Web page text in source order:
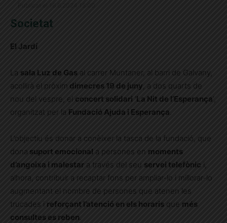
Societat
El Jardí
La sala Luz de Gas al carrer Muntaner, al barri de Galvany,
acollirà el pròxim dimecres 19 de juny, a dos quarts de
nou del vespre, el
concert solidari ‘ La Nit de l’Esperança‘,
organitzat per la Fundació Ajuda i Esperança .
L’objectiu és donar a conèixer la tasca de la fundació, que
dona suport emocional a persones en moments
d’angoixa i malestar a través del seu servei telefònic i,
alhora, contribuir a recaptar fons per ampliar-lo i millorar-lo
augmentant el nombre de persones que atenen les
trucades i reforçant l’atenció en els horaris que més
consultes es reben .